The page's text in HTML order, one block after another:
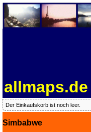
allmaps.de
Der Einkaufskorb ist noch leer.
Simbabwe